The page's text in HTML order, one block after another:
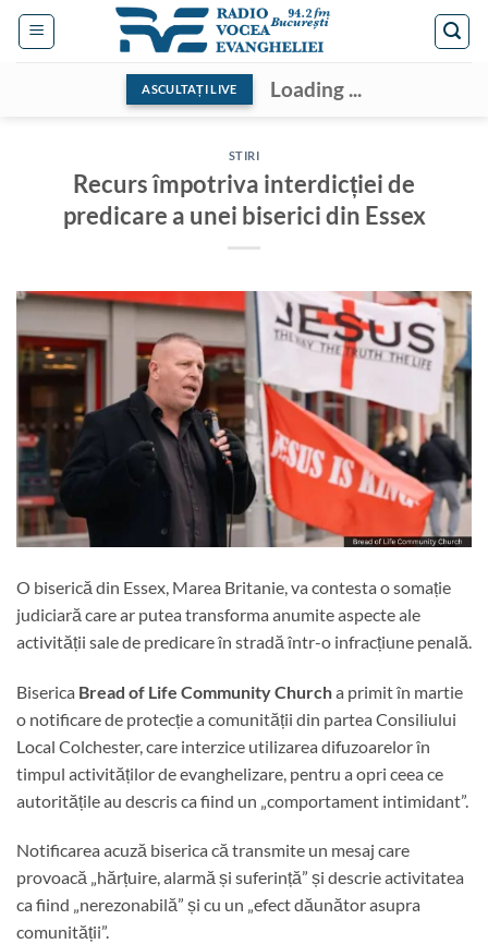
Skip
ASCULTAȚI LIVE Loading ...
STIRI
Recurs împotriva interdicției de
predicare a unei biserici din Essex
O biserică din Essex, Marea Britanie, va contesta o somație
judiciară care ar putea transforma anumite aspecte ale
activității sale de predicare în stradă într-o infracțiune penală.
Biserica Bread of Life Community Churcha primit în martie
o notificare de protecție a comunității din partea Consiliului
Local Colchester, care interzice utilizarea difuzoarelor în
timpul activităților de evanghelizare, pentru a opri ceea ce
autoritățile au descris ca fiind un „comportament intimidant”.
Notificarea acuză biserica că transmite un mesaj care
provoacă „hărțuire, alarmă și suferință” și descrie activitatea
ca fiind „nerezonabilă” și cu un „efect dăunător asupra
comunității”.